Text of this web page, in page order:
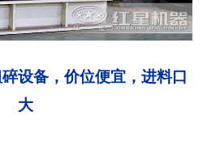
设备，价位便宜，进料口
大